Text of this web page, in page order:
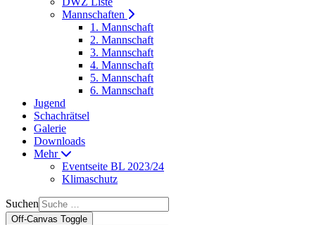
Mannschaften
1. Mannschaft
2. Mannschaft
3. Mannschaft
4. Mannschaft
5. Mannschaft
6. Mannschaft
Jugend
Schachrätsel
Galerie
Downloads
Mehr
Eventseite BL 2023/24
Klimaschutz
Suchen
Off-Canvas Toggle